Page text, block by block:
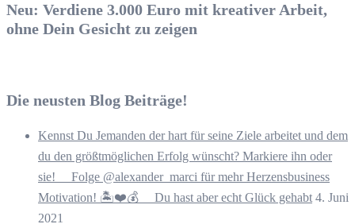
Neu: Verdiene 3.000 Euro mit kreativer Arbeit,
ohne Dein Gesicht zu zeigen
Die neusten Blog Beiträge!
Kennst Du Jemanden der hart für seine Ziele arbeitet und dem
du den größtmöglichen Erfolg wünscht? Markiere ihn oder
sie! ⠀ Folge @alexander_marci für mehr Herzensbusiness
Motivation! 🏝️❤️💰 ⠀ Du hast aber echt Glück gehabt 4. Juni
2021